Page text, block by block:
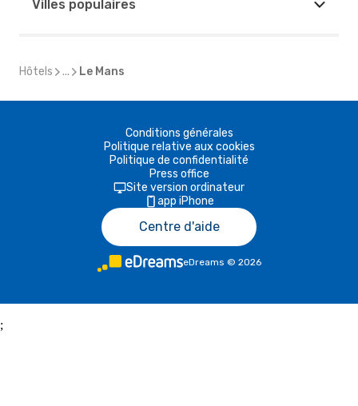
Villes populaires
Hôtels ... Le Mans
Conditions générales
Politique relative aux cookies
Politique de confidentialité
Press office
Site version ordinateur
app iPhone
Centre d'aide
eDreams © 2026
;